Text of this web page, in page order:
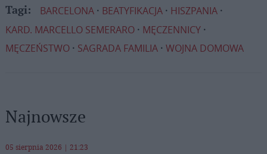
Tagi: BARCELONA BEATYFIKACJA
HISZPANIA
KARD. MARCELLO SEMERARO
MĘCZENNICY
MĘCZEŃSTWO
SAGRADA FAMILIA WOJNA DOMOWA
Najnowsze
05 sierpnia 2026 | 21:23